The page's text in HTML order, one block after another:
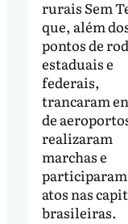
rurais Sem
que, além
pontos de
estaduais e
federais,
trancaram
de
realizaram
marchas e
participaram
atos nas
brasileiras.